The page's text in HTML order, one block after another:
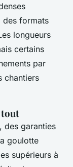
des formats
longueurs
certains
par
chantiers
tout
des garanties
goulotte
supérieurs à